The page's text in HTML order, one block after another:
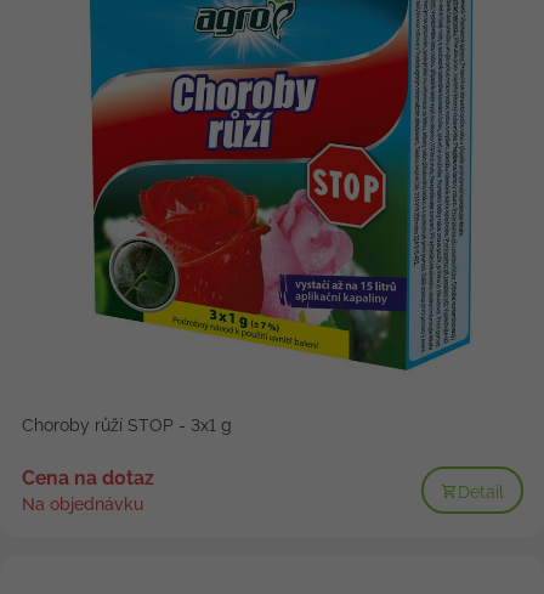
Choroby růží STOP - 3x1 g
Cena na dotaz
Na objednávku
Detail